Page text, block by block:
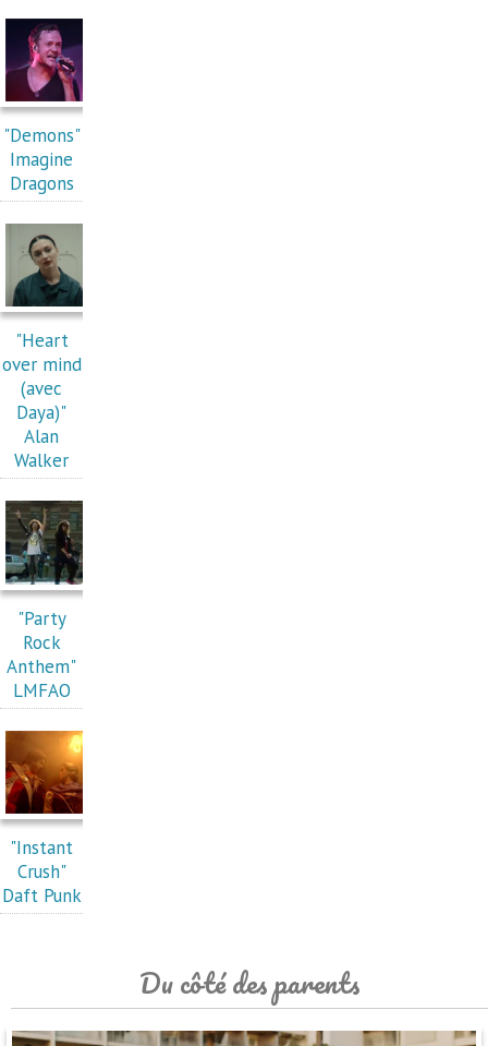
"Demons"
Imagine
Dragons
"Heart
over mind
(avec
Daya)"
Alan
Walker
"Party
Rock
Anthem"
LMFAO
"Instant
Crush"
Daft Punk
Du côté des parents